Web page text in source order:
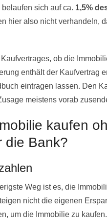
sich auf ca. 1,5%
hier also nicht verhandeln,
ob die
enthält der Kaufvertrag
eintragen lassen. Den
meistens vorab
kaufen
die Bank?
Weg ist es, die
nicht die eigenen
um die Immobilie zu